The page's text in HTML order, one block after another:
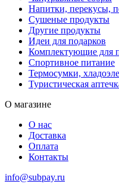
Напитки, перекусы,
Сушеные продукты
Другие продукты
Идеи для подарков
Комплектующие для
Спортивное питание
Термосумки,
Туристическая
О магазине
О нас
Доставка
Оплата
Контакты
info@subpay.ru